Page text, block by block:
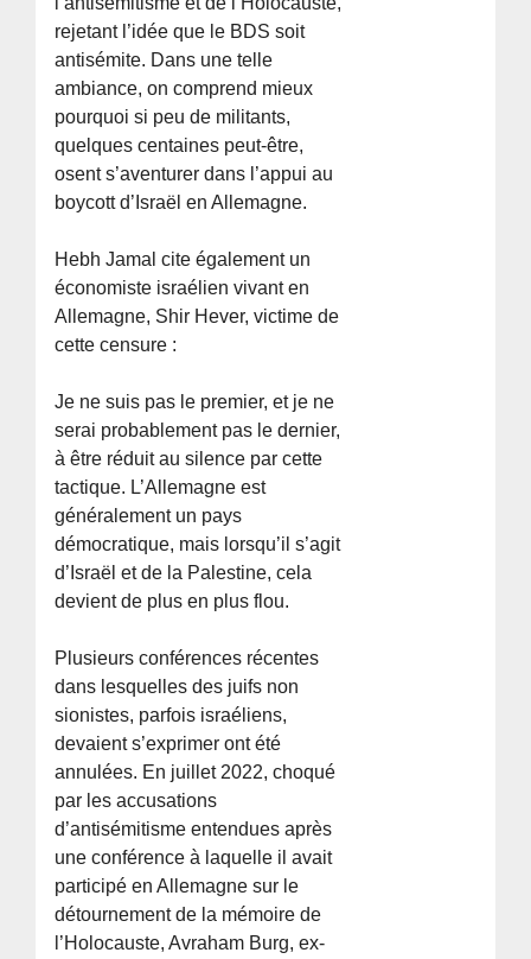
rejetant l’idée que le BDS soit
antisémite. Dans une telle
ambiance, on comprend mieux
pourquoi si peu de militants,
quelques centaines peut-être,
osent s’aventurer dans l’appui au
boycott d’Israël en Allemagne.
Hebh Jamal cite également un
économiste israélien vivant en
Allemagne, Shir Hever, victime de
cette censure :
Je ne suis pas le premier, et je ne
serai probablement pas le dernier,
à être réduit au silence par cette
tactique. L’Allemagne est
généralement un pays
démocratique, mais lorsqu’il s’agit
d’Israël et de la Palestine, cela
devient de plus en plus flou.
Plusieurs conférences récentes
dans lesquelles des juifs non
sionistes, parfois israéliens,
devaient s’exprimer ont été
annulées. En juillet 2022, choqué
par les accusations
d’antisémitisme entendues après
une conférence à laquelle il avait
participé en Allemagne sur le
détournement de la mémoire de
l’Holocauste, Avraham Burg, ex-